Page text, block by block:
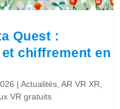
Quest :
chiffrement en
|Actualités,AR VR XR,
VR gratuits